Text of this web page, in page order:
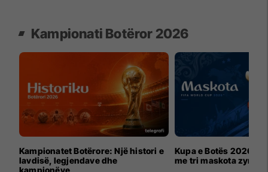
Kampionati Botëror 2026
Kampionatet Botërore: Një histori e
lavdisë, legjendave dhe
kampionëve
Kupa e Botës 2026
me tri maskota zyrtare